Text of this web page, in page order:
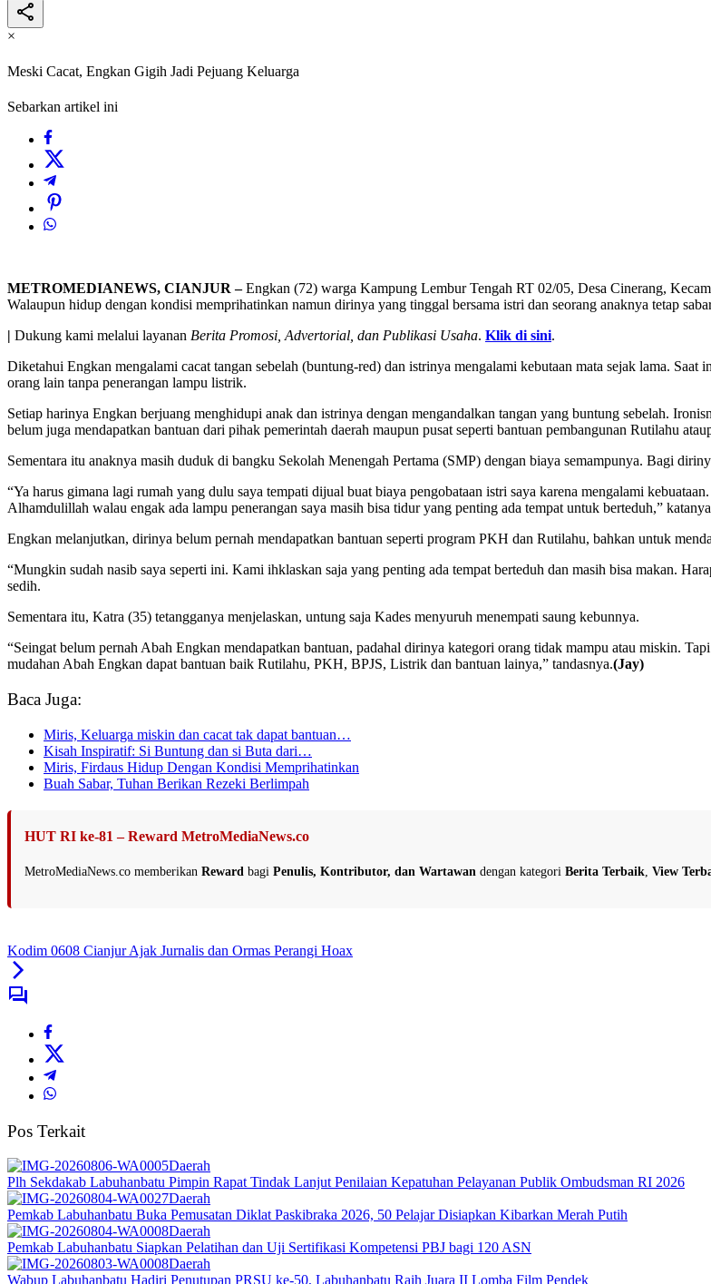
×
Meski Cacat, Engkan Gigih Jadi Pejuang Keluarga
Sebarkan artikel ini
METROMEDIANEWS, CIANJUR –Engkan (72) warga Kampung Lembur Tengah RT 02/05, Desa Cinerang,
Walaupun hidup dengan kondisi memprihatinkan namun dirinya yang tinggal bersama istri dan seorang anaknya tetap
| Dukung kami melalui layanan Berita Promosi, Advertorial, dan Publikasi Usaha. Klik di sini.
Diketahui Engkan mengalami cacat tangan sebelah (buntung-red) dan istrinya mengalami kebutaan mata sejak lama.
orang lain tanpa penerangan lampu listrik.
Setiap harinya Engkan berjuang menghidupi anak dan istrinya dengan mengandalkan tangan yang buntung sebelah.
belum juga mendapatkan bantuan dari pihak pemerintah daerah maupun pusat seperti bantuan pembangunan Rutilahu
Sementara itu anaknya masih duduk di bangku Sekolah Menengah Pertama (SMP) dengan biaya semampunya. Bagi
“Ya harus gimana lagi rumah yang dulu saya tempati dijual buat biaya pengobataan istri saya karena mengalami
Alhamdulillah walau engak ada lampu penerangan saya masih bisa tidur yang penting ada tempat untuk berteduh,”
Engkan melanjutkan, dirinya belum pernah mendapatkan bantuan seperti program PKH dan Rutilahu, bahkan untuk
“Mungkin sudah nasib saya seperti ini. Kami ihklaskan saja yang penting ada tempat berteduh dan masih bisa makan.
sedih.
Sementara itu, Katra (35) tetangganya menjelaskan, untung saja Kades menyuruh menempati saung kebunnya.
“Seingat belum pernah Abah Engkan mendapatkan bantuan, padahal dirinya kategori orang tidak mampu atau miskin.
mudahan Abah Engkan dapat bantuan baik Rutilahu, PKH, BPJS, Listrik dan bantuan lainya,” tandasnya.(Jay)
Baca Juga:
Miris, Keluarga miskin dan cacat tak dapat bantuan…
Kisah Inspiratif: Si Buntung dan si Buta dari…
Miris, Firdaus Hidup Dengan Kondisi Memprihatinkan
Buah Sabar, Tuhan Berikan Rezeki Berlimpah
HUT RI ke-81 – Reward MetroMediaNews.co
MetroMediaNews.co memberikan Reward bagi Penulis, Kontributor, dan Wartawan dengan kategori Berita Terbaik View
Kodim 0608 Cianjur Ajak Jurnalis dan Ormas Perangi Hoax
Pos Terkait
Daerah
Plh Sekdakab Labuhanbatu Pimpin Rapat Tindak Lanjut Penilaian Kepatuhan Pelayanan Publik Ombudsman RI 2026
Daerah
Pemkab Labuhanbatu Buka Pemusatan Diklat Paskibraka 2026, 50 Pelajar Disiapkan Kibarkan Merah Putih
Daerah
Pemkab Labuhanbatu Siapkan Pelatihan dan Uji Sertifikasi Kompetensi PBJ bagi 120 ASN
Daerah
Wabup Labuhanbatu Hadiri Penutupan PRSU ke-50, Labuhanbatu Raih Juara II Lomba Film Pendek